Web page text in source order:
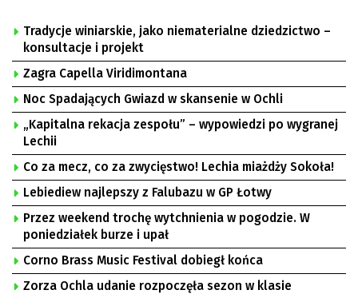
Tradycje winiarskie, jako niematerialne dziedzictwo –
konsultacje i projekt
Zagra Capella Viridimontana
Noc Spadających Gwiazd w skansenie w Ochli
„Kapitalna rekacja zespołu” – wypowiedzi po wygranej
Lechii
Co za mecz, co za zwycięstwo! Lechia miażdży Sokoła!
Lebiediew najlepszy z Falubazu w GP Łotwy
Przez weekend trochę wytchnienia w pogodzie. W
poniedziałek burze i upał
Corno Brass Music Festival dobiegł końca
Zorza Ochla udanie rozpoczęła sezon w klasie